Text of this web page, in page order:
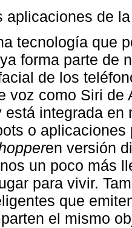
aplicaciones de
tecnología que
forma parte de
de los
voz como Siri de
está integrada
o
en versión
un poco más
para vivir.
que
el mismo